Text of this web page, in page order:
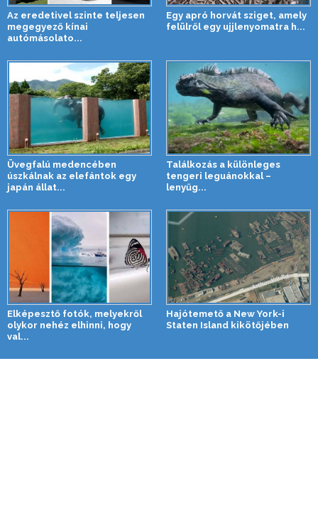
Az eredetivel szinte teljesen
megegyező kínai
autómásolato...
Egy apró horvát sziget, amely
felülről egy ujjlenyomatra h...
Üvegfalú medencében
úszkálnak az elefántok egy
japán állat...
Találkozás a különleges
tengeri leguánokkal –
lenyűg...
Elképesztő fotók, melyekről
olykor nehéz elhinni, hogy
val...
Hajótemető a New York-i
Staten Island kikötőjében